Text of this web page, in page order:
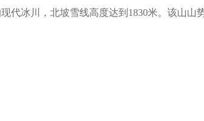
代冰川，北坡雪线高度达到1830米。该山山